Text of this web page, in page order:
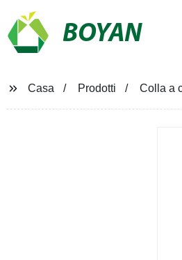
BOYAN
Casa Prodotti Colla a